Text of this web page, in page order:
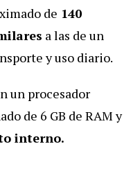
de 140
a las de un
y uso diario.
un procesador
de 6 GB de RAM y
interno.